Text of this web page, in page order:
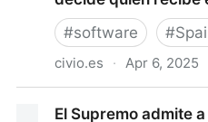
#software #
civio.es · Apr 6, 2025
código fuente del
El Supremo admite